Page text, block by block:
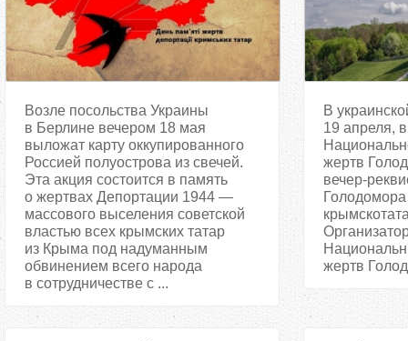
Возле посольства Украины
в Берлине вечером 18 мая
выложат карту оккупированного
Россией полуострова из свечей.
Эта акция состоится в память
о жертвах Депортации 1944 —
массового выселения советской
властью всех крымских татар
из Крыма под надуманным
обвинением всего народа
в сотрудничестве с ...
В
19 апреля,
жертв
вечер-
жертв